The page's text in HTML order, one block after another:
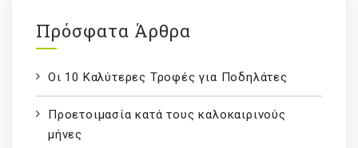
Πρόσφατα Άρθρα
Οι 10 Καλύτερες Τροφές για Ποδηλάτες
Προετοιμασία κατά τους καλοκαιρινούς
μήνες